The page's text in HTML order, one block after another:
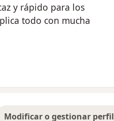
y rápido para los
todo con mucha
Gabriela L
Modificar o gestionar perfil